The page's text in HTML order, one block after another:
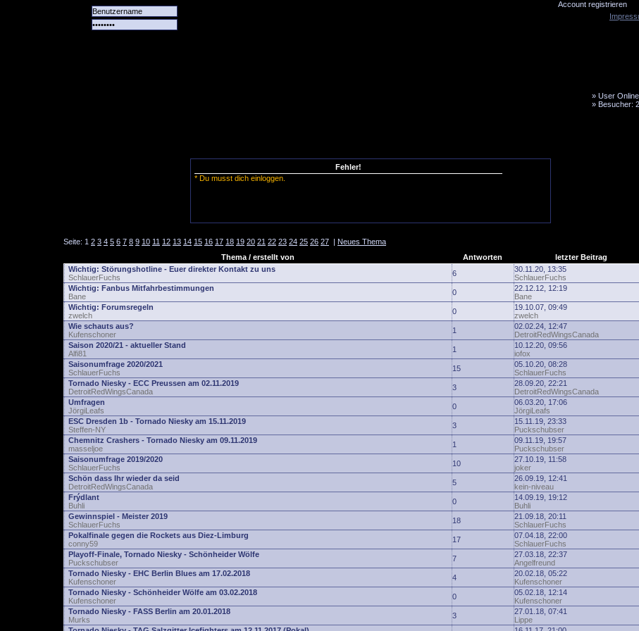
Account registrieren
» User
» Besucher:
Fehler!
* Du musst dich einloggen.
Seite: 1 2 3 4 5 6 7 8 9 10 11 12 13 14 15 16 17 18 19 20 21 22 23 24 25 26 27 | Neues Thema
Thema / erstellt von
Antworten letzter Beitrag
Wichtig: Störungshotline - Euer direkter Kontakt zu uns
SchlauerFuchs
6
30.11.20, 13:35
SchlauerFuchs
Wichtig: Fanbus Mitfahrbestimmungen
Bane
0
22.12.12, 12:19
Bane
Wichtig: Forumsregeln
zwelch
0
19.10.07, 09:49
zwelch
Wie schauts aus?
Kufenschoner
1
02.02.24, 12:47
DetroitRedWingsCanada
Saison 2020/21 - aktueller Stand
Alfi81
1
10.12.20, 09:56
iofox
Saisonumfrage 2020/2021
SchlauerFuchs
15
05.10.20, 08:28
SchlauerFuchs
Tornado Niesky - ECC Preussen am 02.11.2019
DetroitRedWingsCanada
3
28.09.20, 22:21
DetroitRedWingsCanada
Umfragen
JörgiLeafs
0
06.03.20, 17:06
JörgiLeafs
ESC Dresden 1b - Tornado Niesky am 15.11.2019
Steffen-NY
3
15.11.19, 23:33
Puckschubser
Chemnitz Crashers - Tornado Niesky am 09.11.2019
masseljoe
1
09.11.19, 19:57
Puckschubser
Saisonumfrage 2019/2020
SchlauerFuchs
10
27.10.19, 11:58
joker
Schön dass Ihr wieder da seid
DetroitRedWingsCanada
5
26.09.19, 12:41
kein-niveau
Frýdlant
Buhli
0
14.09.19, 19:12
Buhli
Gewinnspiel - Meister 2019
SchlauerFuchs
18
21.09.18, 20:11
SchlauerFuchs
Pokalfinale gegen die Rockets aus Diez-Limburg
conny59
17
07.04.18, 22:00
SchlauerFuchs
Playoff-Finale, Tornado Niesky - Schönheider Wölfe
Puckschubser
7
27.03.18, 22:37
Angelfreund
Tornado Niesky - EHC Berlin Blues am 17.02.2018
Kufenschoner
4
20.02.18, 05:22
Kufenschoner
Tornado Niesky - Schönheider Wölfe am 03.02.2018
Kufenschoner
0
05.02.18, 12:14
Kufenschoner
Tornado Niesky - FASS Berlin am 20.01.2018
Murks
3
27.01.18, 07:41
Lippe